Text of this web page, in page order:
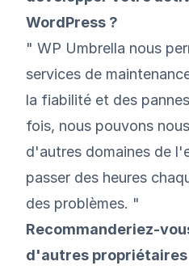
WordPress ?
" WP Umbrella nous
services de
la fiabilité et des
fois, nous pouvons
d'autres domaines de
passer des heures
des problèmes. "
Recommanderiez-
d'autres